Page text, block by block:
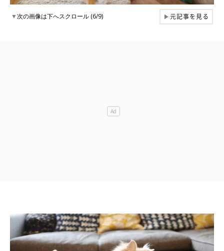
▼次の画像は下へスクロール (6/9) ▶元記事を見る